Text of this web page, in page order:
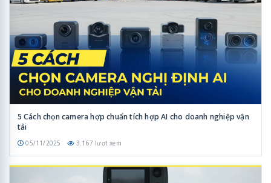
5 Cách chọn camera hợp chuẩn tích hợp AI cho doanh nghiệp vận
tải
05/11/2025 3.167 lượt xem